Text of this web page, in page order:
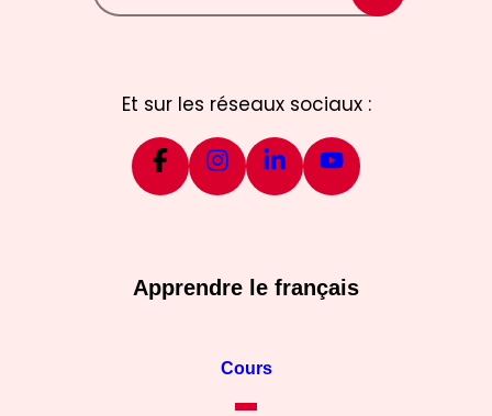
Et sur les réseaux sociaux :
Apprendre le français
Cours